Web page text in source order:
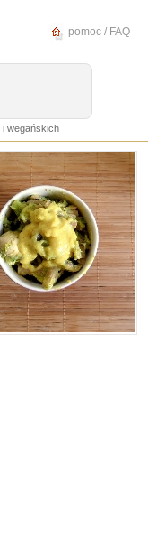
pomoc / FAQ
wegańskich